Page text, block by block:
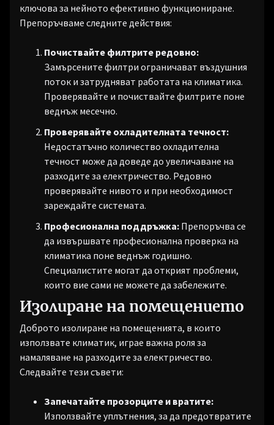
ключова за нейното ефективно функциониране.
Препоръчваме следните действия:
Почиствайте филтрите редовно:
Замърсените филтри ограничават въздушния
поток и затрудняват работата на климатика.
Проверявайте и почиствайте филтрите поне
веднъж месечно.
Проверявайте охладителната течност:
Недостатъчно количество охладителна
течност може да доведе до увеличаване на
разходите за електричество. Редовно
проверявайте нивото и при необходимост
зареждайте системата.
Професионална поддръжка: Препоръчва се
да извършвате професионална проверка на
климатика поне веднъж годишно.
Специалистите могат да открият проблеми,
които вие сами не можете да забележите.
Изолиране на помещението
Доброто изолиране на помещенията, в които
използвате климатик, играе важна роля за
намаляване на разходите за електричество.
Следвайте тези съвети:
Запечатайте прозорците и вратите:
Използвайте уплътнения, за да предотвратите